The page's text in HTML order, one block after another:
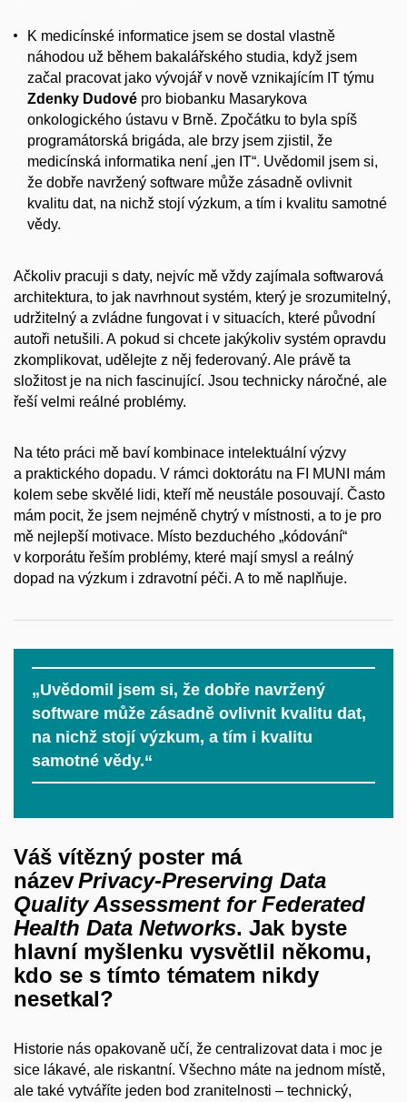
K medicínské informatice jsem se dostal vlastně
náhodou už během bakalářského studia, když jsem
začal pracovat jako vývojář v nově vznikajícím IT týmu
Zdenky Dudové pro biobanku Masarykova
onkologického ústavu v Brně. Zpočátku to byla spíš
programátorská brigáda, ale brzy jsem zjistil, že
medicínská informatika není „jen IT“. Uvědomil jsem si,
že dobře navržený software může zásadně ovlivnit
kvalitu dat, na nichž stojí výzkum, a tím i kvalitu samotné
vědy.
Ačkoliv pracuji s daty, nejvíc mě vždy zajímala softwarová
architektura, to jak navrhnout systém, který je srozumitelný,
udržitelný a zvládne fungovat i v situacích, které původní
autoři netušili. A pokud si chcete jakýkoliv systém opravdu
zkomplikovat, udělejte z něj federovaný. Ale právě ta
složitost je na nich fascinující. Jsou technicky náročné, ale
řeší velmi reálné problémy.
Na této práci mě baví kombinace intelektuální výzvy
a praktického dopadu. V rámci doktorátu na FI MUNI mám
kolem sebe skvělé lidi, kteří mě neustále posouvají. Často
mám pocit, že jsem nejméně chytrý v místnosti, a to je pro
mě nejlepší motivace. Místo bezduchého „kódování“
v korporátu řeším problémy, které mají smysl a reálný
dopad na výzkum i zdravotní péči. A to mě naplňuje.
„Uvědomil jsem si, že dobře navržený
software může zásadně ovlivnit kvalitu dat,
na nichž stojí výzkum, a tím i kvalitu
samotné vědy.“
Váš vítězný poster má
názevPrivacy-Preserving Data
Quality Assessment for Federated
Health Data Networks. Jak byste
hlavní myšlenku vysvětlil někomu,
kdo se s tímto tématem nikdy
nesetkal?
Historie nás opakovaně učí, že centralizovat data i moc je
sice lákavé, ale riskantní. Všechno máte na jednom místě,
ale také vytváříte jeden bod zranitelnosti – technický,